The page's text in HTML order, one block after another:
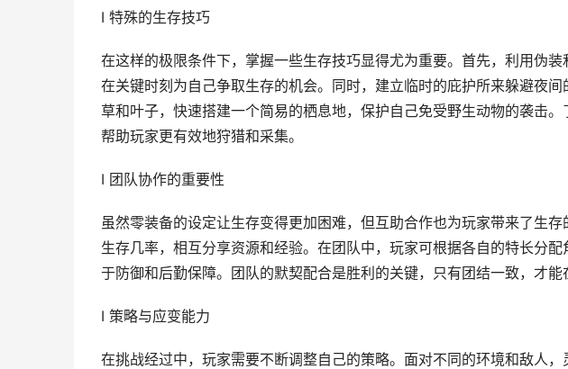
I 特殊的生存技巧
在这样的极限条件下，掌握一些生存技巧显得尤为重要。首先，利用伪
在关键时刻为自己争取生存的机会。同时，建立临时的庇护所来躲避夜间
草和叶子，快速搭建一个简易的栖息地，保护自己免受野生动物的袭击
帮助玩家更有效地狩猎和采集。
I 团队协作的重要性
虽然零装备的设定让生存变得更加困难，但互助合作也为玩家带来了生
生存几率，相互分享资源和经验。在团队中，玩家可根据各自的特长分
于防御和后勤保障。团队的默契配合是胜利的关键，只有团结一致，才能
I 策略与应变能力
在挑战经过中，玩家需要不断调整自己的策略。面对不同的环境和敌人